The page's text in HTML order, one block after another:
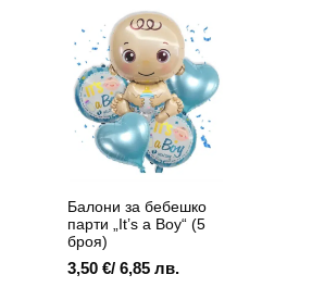
75
см
Балони за бебешко
парти „It’s a Boy“ (5
броя)
3,50 €/ 6,85 лв.